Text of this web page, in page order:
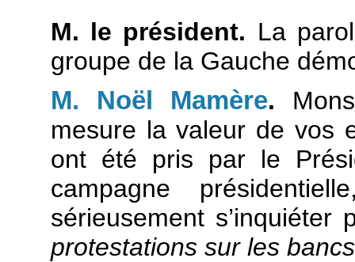
M. le président. La
groupe de la Gauche
M. Noël Mamère.
mesure la valeur de vos
ont été pris par le
campagne
sérieusement
protestations sur les